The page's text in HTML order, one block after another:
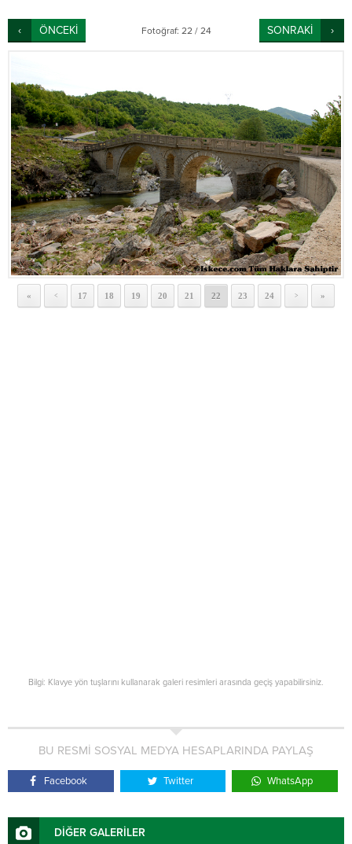
ÖNCEKİ Fotoğraf: 22 / 24 SONRAKİ
« < 17 18 19 20 21 22 23 24 > »
Bilgi: Klavye yön tuşlarını kullanarak galeri resimleri arasında geçiş yapabilirsiniz.
BU RESMİ SOSYAL MEDYA HESAPLARINDA PAYLAŞ
Facebook Twitter WhatsApp
DİĞER GALERİLER